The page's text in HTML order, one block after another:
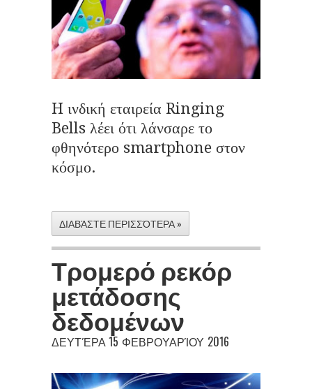
H ινδική εταιρεία Ringing
Bells λέει ότι λάνσαρε το
φθηνότερο smartphone στον
κόσμο.
ΔΙΑΒΆΣΤΕ ΠΕΡΙΣΣΌΤΕΡΑ »
Τρομερό ρεκόρ
μετάδοσης
δεδομένων
ΔΕΥΤΈΡΑ 15 ΦΕΒΡΟΥΑΡΊΟΥ 2016